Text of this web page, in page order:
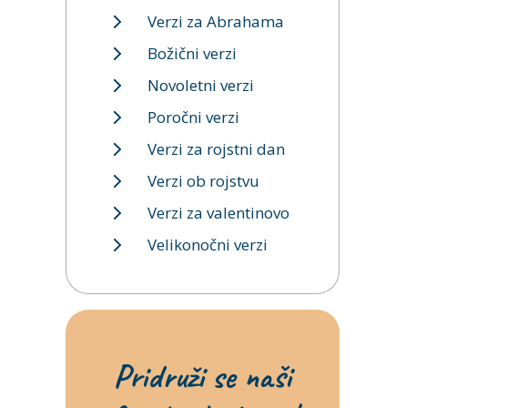
Verzi za Abrahama
Božični verzi
Novoletni verzi
Poročni verzi
Verzi za rojstni dan
Verzi ob rojstvu
Verzi za valentinovo
Velikonočni verzi
Pridruži se naši